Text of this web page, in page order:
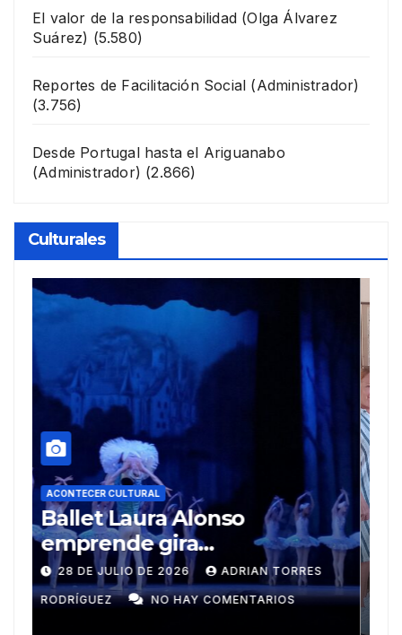
El valor de la responsabilidad (Olga Álvarez
Suárez) (5.580)
Reportes de Facilitación Social (Administrador)
(3.756)
Desde Portugal hasta el Ariguanabo
(Administrador) (2.866)
Culturales
ACONTECER CULTURAL
Muñecos y monotipia
9 DE JULIO DE 2026 MEYLIN PÉREZ
GUZMÁN NO HAY COMENTARIOS